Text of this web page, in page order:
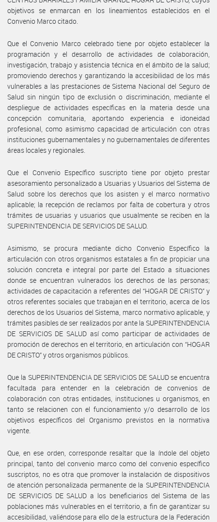
objetivos se enmarcan en los lineamientos establecidos en el
Convenio Marco citado.
Que el Convenio Marco celebrado tiene por objeto establecer la
programación y el desarrollo de actividades de colaboración,
investigación, trabajo y asistencia técnica en el ámbito de la salud;
promoviendo derechos y garantizando la accesibilidad de los más
vulnerables a las prestaciones de Sistema Nacional del Seguro de
Salud sin ningún tipo de exclusión o discriminación, mediante el
despliegue de actividades específicas en la materia desde una
concepción comunitaria, aportando experiencia e idoneidad
profesional, como asimismo capacidad de articulación con otras
instituciones gubernamentales y no gubernamentales de diferentes
áreas locales y regionales.
Que el Convenio Específico suscripto tiene por objeto prestar
asesoramiento personalizado a Usuarias y Usuarios del Sistema de
Salud sobre los derechos que los asisten y el marco normativo
aplicable; la recepción de reclamos por falta de cobertura y otros
trámites de usuarias y usuarios que usualmente se reciben en la
SUPERINTENDENCIA DE SERVICIOS DE SALUD.
Asimismo, se procura mediante dicho Convenio Específico la
articulación con otros organismos estatales a fin de propiciar una
solución concreta e integral por parte del Estado a situaciones
donde se encuentran vulnerados los derechos de las personas;
actividades de capacitación a referentes del “HOGAR DE CRISTO” y
otros referentes sociales que trabajan en el territorio, acerca de los
derechos de los Usuarios del Sistema, marco normativo aplicable, y
trámites pasibles de ser realizados por ante la SUPERINTENDENCIA
DE SERVICIOS DE SALUD así como participar de actividades de
promoción de derechos en el territorio, en articulación con “HOGAR
DE CRISTO” y otros organismos públicos.
Que la SUPERINTENDENCIA DE SERVICIOS DE SALUD se encuentra
facultada para entender en la celebración de convenios de
colaboración con otras entidades, instituciones u organismos, en
tanto se relacionen con el funcionamiento y/o desarrollo de los
objetivos específicos del Organismo previstos en la normativa
vigente.
Que, en ese orden, corresponde resaltar que la índole del objeto
principal, tanto del convenio marco como del convenio específico
suscriptos, no es otra que promover la instalación de dispositivos
de atención personalizada permanente de la SUPERINTENDENCIA
DE SERVICIOS DE SALUD a los beneficiarios del Sistema de las
poblaciones más vulnerables en el territorio, a fin de garantizar su
accesibilidad, valiéndose para ello de la estructura de la Federación